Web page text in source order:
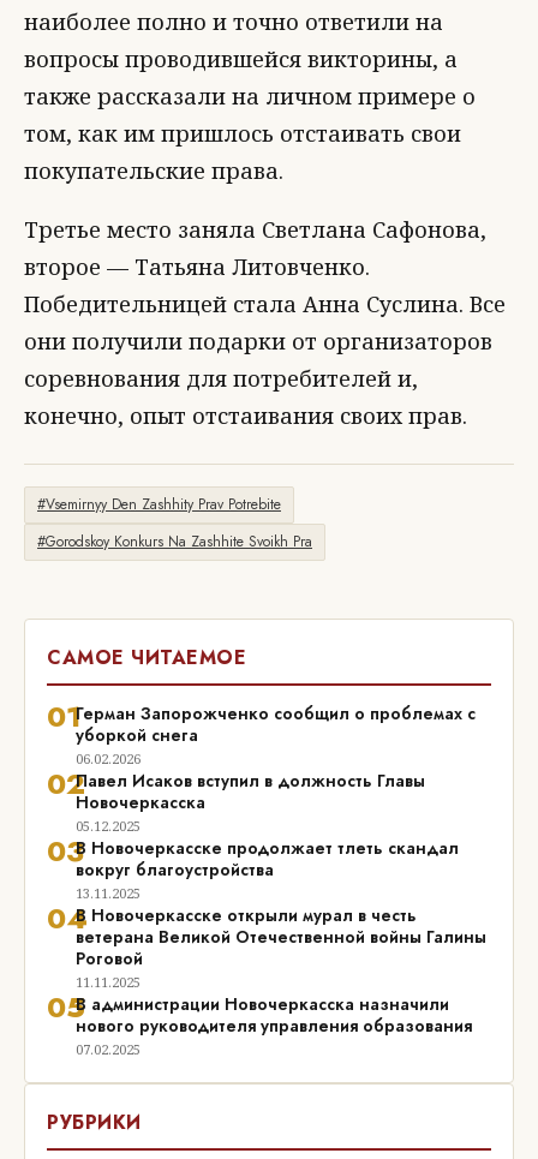
наиболее полно и точно ответили на
вопросы проводившейся викторины, а
также рассказали на личном примере о
том, как им пришлось отстаивать свои
покупательские права.
Третье место заняла Светлана Сафонова,
второе — Татьяна Литовченко.
Победительницей стала Анна Суслина. Все
они получили подарки от организаторов
соревнования для потребителей и,
конечно, опыт отстаивания своих прав.
#Vsemirnyy Den Zashhity Prav Potrebite
#Gorodskoy Konkurs Na Zashhite Svoikh Pra
САМОЕ ЧИТАЕМОЕ
01Герман Запорожченко сообщил о проблемах с
уборкой снега
06.02.2026
02Павел Исаков вступил в должность Главы
Новочеркасска
05.12.2025
03В Новочеркасске продолжает тлеть скандал
вокруг благоустройства
13.11.2025
04В Новочеркасске открыли мурал в честь
ветерана Великой Отечественной войны Галины
Роговой
11.11.2025
05В администрации Новочеркасска назначили
нового руководителя управления образования
07.02.2025
РУБРИКИ